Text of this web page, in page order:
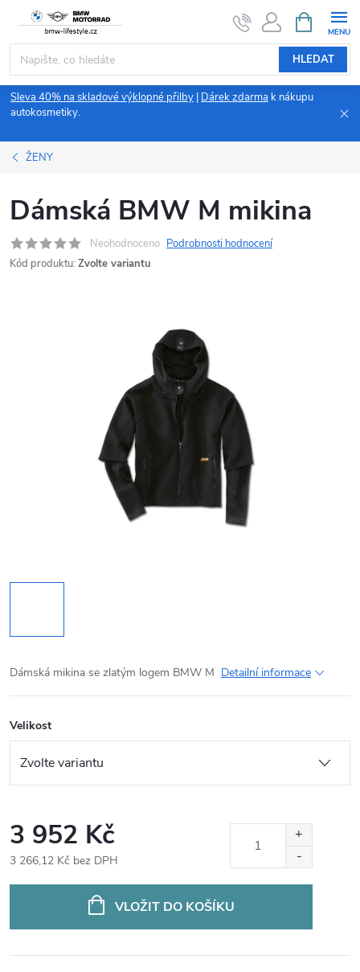
obsah
HLEDAT
NÁKUPNÍ
KOŠÍK
Sleva 40% na skladové výklopné přilby Dárek zdarma k nákupu
autokosmetiky.
ŽENY
Dámská BMW M mikina
Neohodnoceno Podrobnosti hodnocení
Kód produktu: Zvolte variantu
Dámská mikina se zlatým logem BMW M Detailní informace
Velikost
3 952 Kč
3 266,12 Kč bez DPH
VLOŽIT DO KOŠÍKU